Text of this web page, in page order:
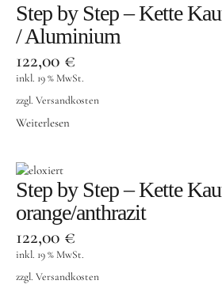
Step by Step – Kette
/ Aluminium
122,00 €
inkl. 19 % MwSt.
zzgl. Versandkosten
Weiterlesen
Step by Step – Kette
orange/anthrazit
122,00 €
inkl. 19 % MwSt.
zzgl. Versandkosten